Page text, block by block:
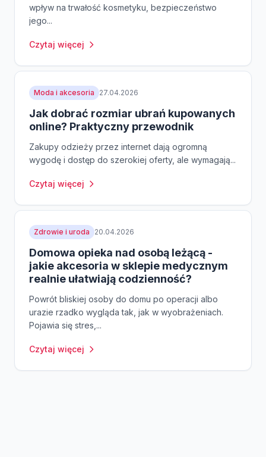
wpływ na trwałość kosmetyku, bezpieczeństwo
jego...
Czytaj więcej
Moda i akcesoria 27.04.2026
Jak dobrać rozmiar ubrań kupowanych
online? Praktyczny przewodnik
Zakupy odzieży przez internet dają ogromną
wygodę i dostęp do szerokiej oferty, ale wymagają...
Czytaj więcej
Zdrowie i uroda 20.04.2026
Domowa opieka nad osobą leżącą -
jakie akcesoria w sklepie medycznym
realnie ułatwiają codzienność?
Powrót bliskiej osoby do domu po operacji albo
urazie rzadko wygląda tak, jak w wyobrażeniach.
Pojawia się stres,...
Czytaj więcej